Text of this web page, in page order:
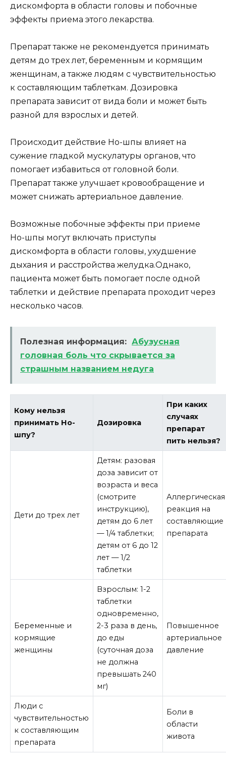
дискомфорта в области головы и побочные
эффекты приема этого лекарства.
Препарат также не рекомендуется принимать
детям до трех лет, беременным и кормящим
женщинам, а также людям с чувствительностью
к составляющим таблеткам. Дозировка
препарата зависит от вида боли и может быть
разной для взрослых и детей.
Происходит действие Но-шпы влияет на
сужение гладкой мускулатуры органов, что
помогает избавиться от головной боли.
Препарат также улучшает кровообращение и
может снижать артериальное давление.
Возможные побочные эффекты при приеме
Но-шпы могут включать приступы
дискомфорта в области головы, ухудшение
дыхания и расстройства желудка.Однако,
пациента может быть помогает после одной
таблетки и действие препарата проходит через
несколько часов.
Полезная информация: Абузусная
головная боль что скрывается за
страшным названием недуга
Кому нельзя
принимать Но-
шпу?
Дозировка
При каких
случаях
препарат
пить нельзя?
Дети до трех лет
Детям: разовая
доза зависит от
возраста и веса
(смотрите
инструкцию),
детям до 6 лет
— 1/4 таблетки;
детям от 6 до 12
лет — 1/2
таблетки
Аллергическая
реакция на
составляющие
препарата
Беременные и
кормящие
женщины
Взрослым: 1-2
таблетки
одновременно,
2-3 раза в день,
до еды
(суточная доза
не должна
превышать 240
мг)
Повышенное
артериальное
давление
Люди с
чувствительностью
к составляющим
препарата
Боли в
области
живота